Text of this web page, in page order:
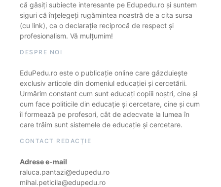
că găsiți subiecte interesante pe Edupedu.ro și suntem
siguri că înțelegeți rugămintea noastră de a cita sursa
(cu link), ca o declarație reciprocă de respect și
profesionalism. Vă mulțumim!
DESPRE NOI
EduPedu.ro este o publicație online care găzduiește
exclusiv articole din domeniul educației și cercetării.
Urmărim constant cum sunt educați copiii noștri, cine și
cum face politicile din educație și cercetare, cine și cum
îi formează pe profesori, cât de adecvate la lumea în
care trăim sunt sistemele de educație și cercetare.
CONTACT REDACȚIE
Adrese e-mail
raluca.pantazi@edupedu.ro
mihai.peticila@edupedu.ro